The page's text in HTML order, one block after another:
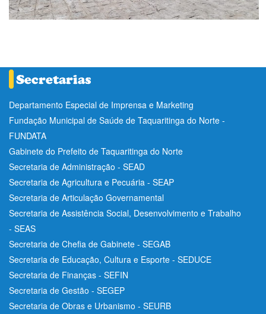
Departamento Especial de Imprensa e Marketing
Fundação Municipal de Saúde de Taquaritinga do Norte -
FUNDATA
Gabinete do Prefeito de Taquaritinga do Norte
Secretaria de Administração - SEAD
Secretaria de Agricultura e Pecuária - SEAP
Secretaria de Articulação Governamental
Secretaria de Assistência Social, Desenvolvimento e Trabalho
- SEAS
Secretaria de Chefia de Gabinete - SEGAB
Secretaria de Educação, Cultura e Esporte - SEDUCE
Secretaria de Finanças - SEFIN
Secretaria de Gestão - SEGEP
Secretaria de Obras e Urbanismo - SEURB